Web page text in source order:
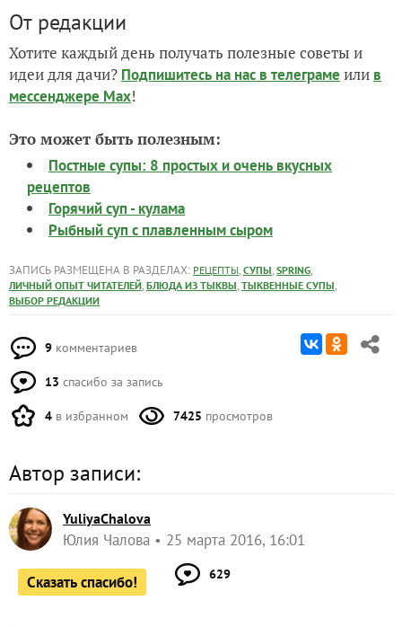
От редакции
Хотите каждый день получать полезные советы и
идеи для дачи? Подпишитесь на нас в телеграме или в
мессенджере Max!
Это может быть полезным:
Постные супы: 8 простых и очень вкусных
рецептов
Горячий суп - кулама
Рыбный суп с плавленным сыром
ЗАПИСЬ РАЗМЕЩЕНА В РАЗДЕЛАХ: РЕЦЕПТЫ, СУПЫ, SPRING,
ЛИЧНЫЙ ОПЫТ ЧИТАТЕЛЕЙ, БЛЮДА ИЗ ТЫКВЫ, ТЫКВЕННЫЕ СУПЫ,
ВЫБОР РЕДАКЦИИ
9 комментариев
13 спасибо за запись
4 в избранном 7425 просмотров
Автор записи:
YuliyaChalova
Юлия Чалова 25 марта 2016, 16:01
Сказать спасибо! 629